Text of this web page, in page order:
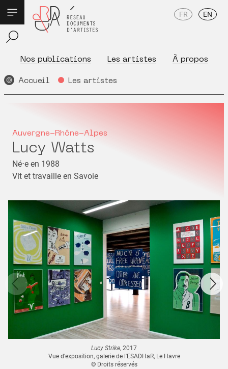
Nos publications Les artistes À propos
FR EN
Accueil Les artistes
Auvergne-Rhône-Alpes
Lucy Watts
Né⋅e en 1988
Vit et travaille en Savoie
Lucy Strike, 2017
Vue d'exposition, galerie de l'ESADHaR, Le Havre
© Droits réservés